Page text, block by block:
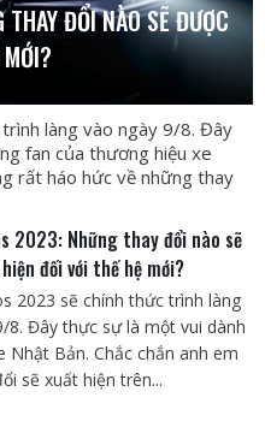
ĐỔI NÀO SẼ ĐƯỢC
làng vào ngày 9/8. Đây
fan của thương hiệu xe
rất háo hức về những thay
2023: Những thay đổi nào sẽ
đối với thế hệ mới?
2023 sẽ chính thức trình làng
8. Đây thực sự là một vui dành
Bản. Chắc chắn anh em
sẽ xuất hiện trên...